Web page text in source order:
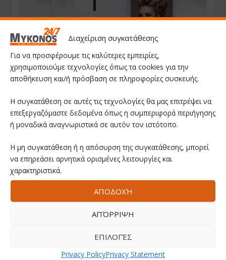
Διαχείριση συγκατάθεσης
Για να προσφέρουμε τις καλύτερες εμπειρίες,
χρησιμοποιούμε τεχνολογίες όπως τα cookies για την
αποθήκευση και/ή πρόσβαση σε πληροφορίες συσκευής.
Η συγκατάθεση σε αυτές τις τεχνολογίες θα μας επιτρέψει να
επεξεργαζόμαστε δεδομένα όπως η συμπεριφορά περιήγησης
ή μοναδικά αναγνωριστικά σε αυτόν τον ιστότοπο.
Η μη συγκατάθεση ή η απόσυρση της συγκατάθεσης, μπορεί
να επηρεάσει αρνητικά ορισμένες λειτουργίες και
χαρακτηριστικά.
ΑΠΟΔΟΧΉ
ΑΠΌΡΡΙΨΗ
ΕΠΙΛΟΓΈΣ
Privacy PolicyPrivacy Statement